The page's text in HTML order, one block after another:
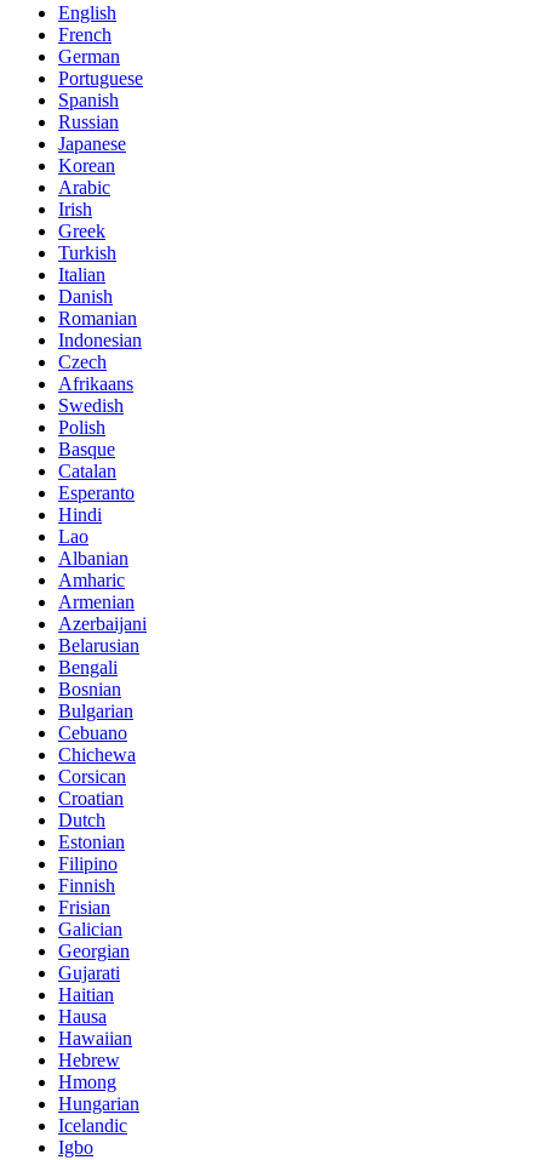
English
French
German
Portuguese
Spanish
Russian
Japanese
Korean
Arabic
Irish
Greek
Turkish
Italian
Danish
Romanian
Indonesian
Czech
Afrikaans
Swedish
Polish
Basque
Catalan
Esperanto
Hindi
Lao
Albanian
Amharic
Armenian
Azerbaijani
Belarusian
Bengali
Bosnian
Bulgarian
Cebuano
Chichewa
Corsican
Croatian
Dutch
Estonian
Filipino
Finnish
Frisian
Galician
Georgian
Gujarati
Haitian
Hausa
Hawaiian
Hebrew
Hmong
Hungarian
Icelandic
Igbo